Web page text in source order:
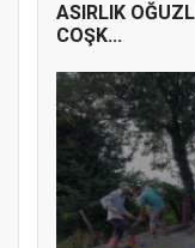
ASIRLIK
COŞK...